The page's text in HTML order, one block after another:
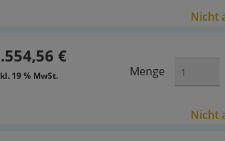
Nicht
€
19 % MwSt. Menge
Nicht